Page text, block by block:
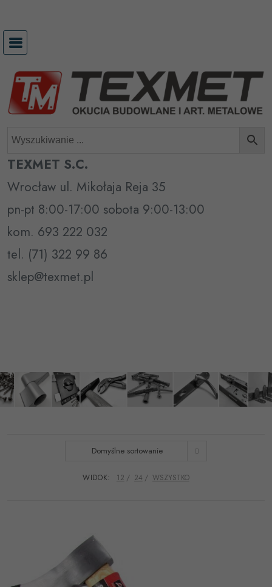
treści
TEXMET S.C.
Wrocław ul. Mikołaja Reja 35
pn-pt 8:00-17:00 sobota 9:00-13:00
kom. 693 222 032
tel. (71) 322 99 86
sklep@texmet.pl
Domyślne sortowanie
WIDOK: 12 24 WSZYSTKO